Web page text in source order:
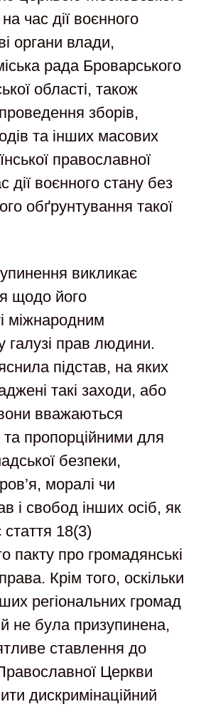
час дії воєнного
органи влади,
рада Броварського
області, також
зборів,
та інших масових
православної
дії воєнного стану без
обґрунтування такої
викликає
щодо його
міжнародним
галузі прав людини.
підстав, на яких
такі заходи, або
вважаються
та пропорційними для
безпеки,
моралі чи
і свобод інших осіб, як
стаття 18(3)
пакту про громадянські
Крім того, оскільки
регіональних громад
не була призупинена,
ставлення до
Церкви
дискримінаційний